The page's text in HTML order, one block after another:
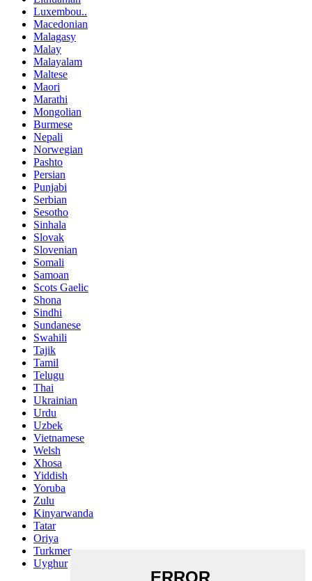
Luxembou..
Macedonian
Malagasy
Malay
Malayalam
Maltese
Maori
Marathi
Mongolian
Burmese
Nepali
Norwegian
Pashto
Persian
Punjabi
Serbian
Sesotho
Sinhala
Slovak
Slovenian
Somali
Samoan
Scots Gaelic
Shona
Sindhi
Sundanese
Swahili
Tajik
Tamil
Telugu
Thai
Ukrainian
Urdu
Uzbek
Vietnamese
Welsh
Xhosa
Yiddish
Yoruba
Zulu
Kinyarwanda
Tatar
Oriya
Turkmen
Uyghur